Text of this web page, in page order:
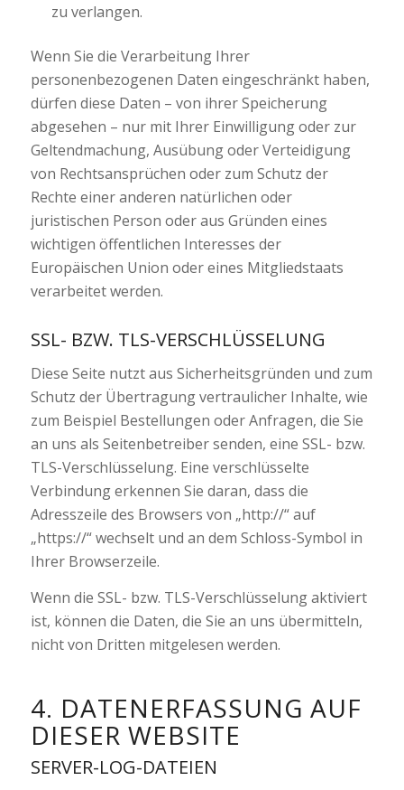
zu verlangen.
Wenn Sie die Verarbeitung Ihrer
personenbezogenen Daten eingeschränkt haben,
dürfen diese Daten – von ihrer Speicherung
abgesehen – nur mit Ihrer Einwilligung oder zur
Geltendmachung, Ausübung oder Verteidigung
von Rechtsansprüchen oder zum Schutz der
Rechte einer anderen natürlichen oder
juristischen Person oder aus Gründen eines
wichtigen öffentlichen Interesses der
Europäischen Union oder eines Mitgliedstaats
verarbeitet werden.
SSL- BZW. TLS-VERSCHLÜSSELUNG
Diese Seite nutzt aus Sicherheitsgründen und zum
Schutz der Übertragung vertraulicher Inhalte, wie
zum Beispiel Bestellungen oder Anfragen, die Sie
an uns als Seitenbetreiber senden, eine SSL- bzw.
TLS-Verschlüsselung. Eine verschlüsselte
Verbindung erkennen Sie daran, dass die
Adresszeile des Browsers von „http://“ auf
„https://“ wechselt und an dem Schloss-Symbol in
Ihrer Browserzeile.
Wenn die SSL- bzw. TLS-Verschlüsselung aktiviert
ist, können die Daten, die Sie an uns übermitteln,
nicht von Dritten mitgelesen werden.
4. DATENERFASSUNG AUF
DIESER WEBSITE
SERVER-LOG-DATEIEN